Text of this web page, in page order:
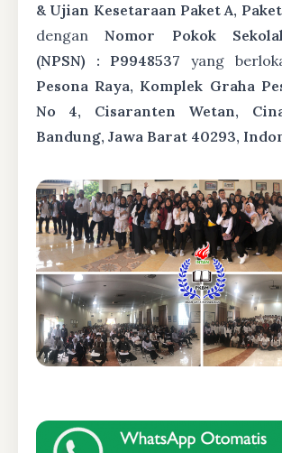
& Ujian Kesetaraan Paket A,
denganNomor Pokok
(NPSN) : P9948537 yang
Pesona Raya, Komplek Graha
No 4, Cisaranten Wetan,
Bandung, Jawa Barat 40293,